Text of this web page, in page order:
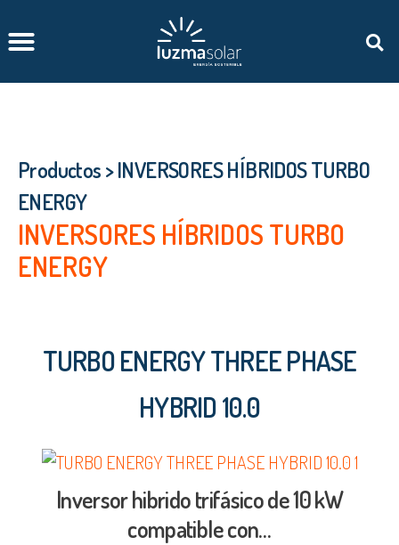
Productos>INVERSORES HÍBRIDOS TURBO
ENERGY
INVERSORES HÍBRIDOS TURBO
ENERGY
TURBO ENERGY THREE PHASE
HYBRID 10.0
Inversor hibrido trifásico de 10 kW
compatible con…